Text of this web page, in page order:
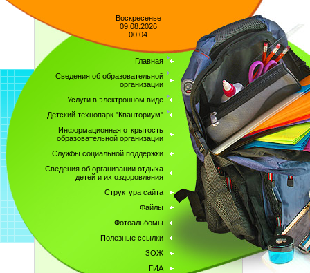
Воскресенье
09.08.2026
00:04
Главная
Сведения об образовательной
организации
Услуги в электронном виде
Детский технопарк "Кванториум"
Информационная открытость
образовательной организации
Службы социальной поддержки
Сведения об организации отдыха
детей и их оздоровления
Структура сайта
Файлы
Фотоальбомы
Полезные ссылки
ЗОЖ
ГИА